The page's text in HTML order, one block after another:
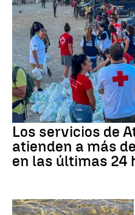
Los servicios de
atienden a más
en las últimas 24